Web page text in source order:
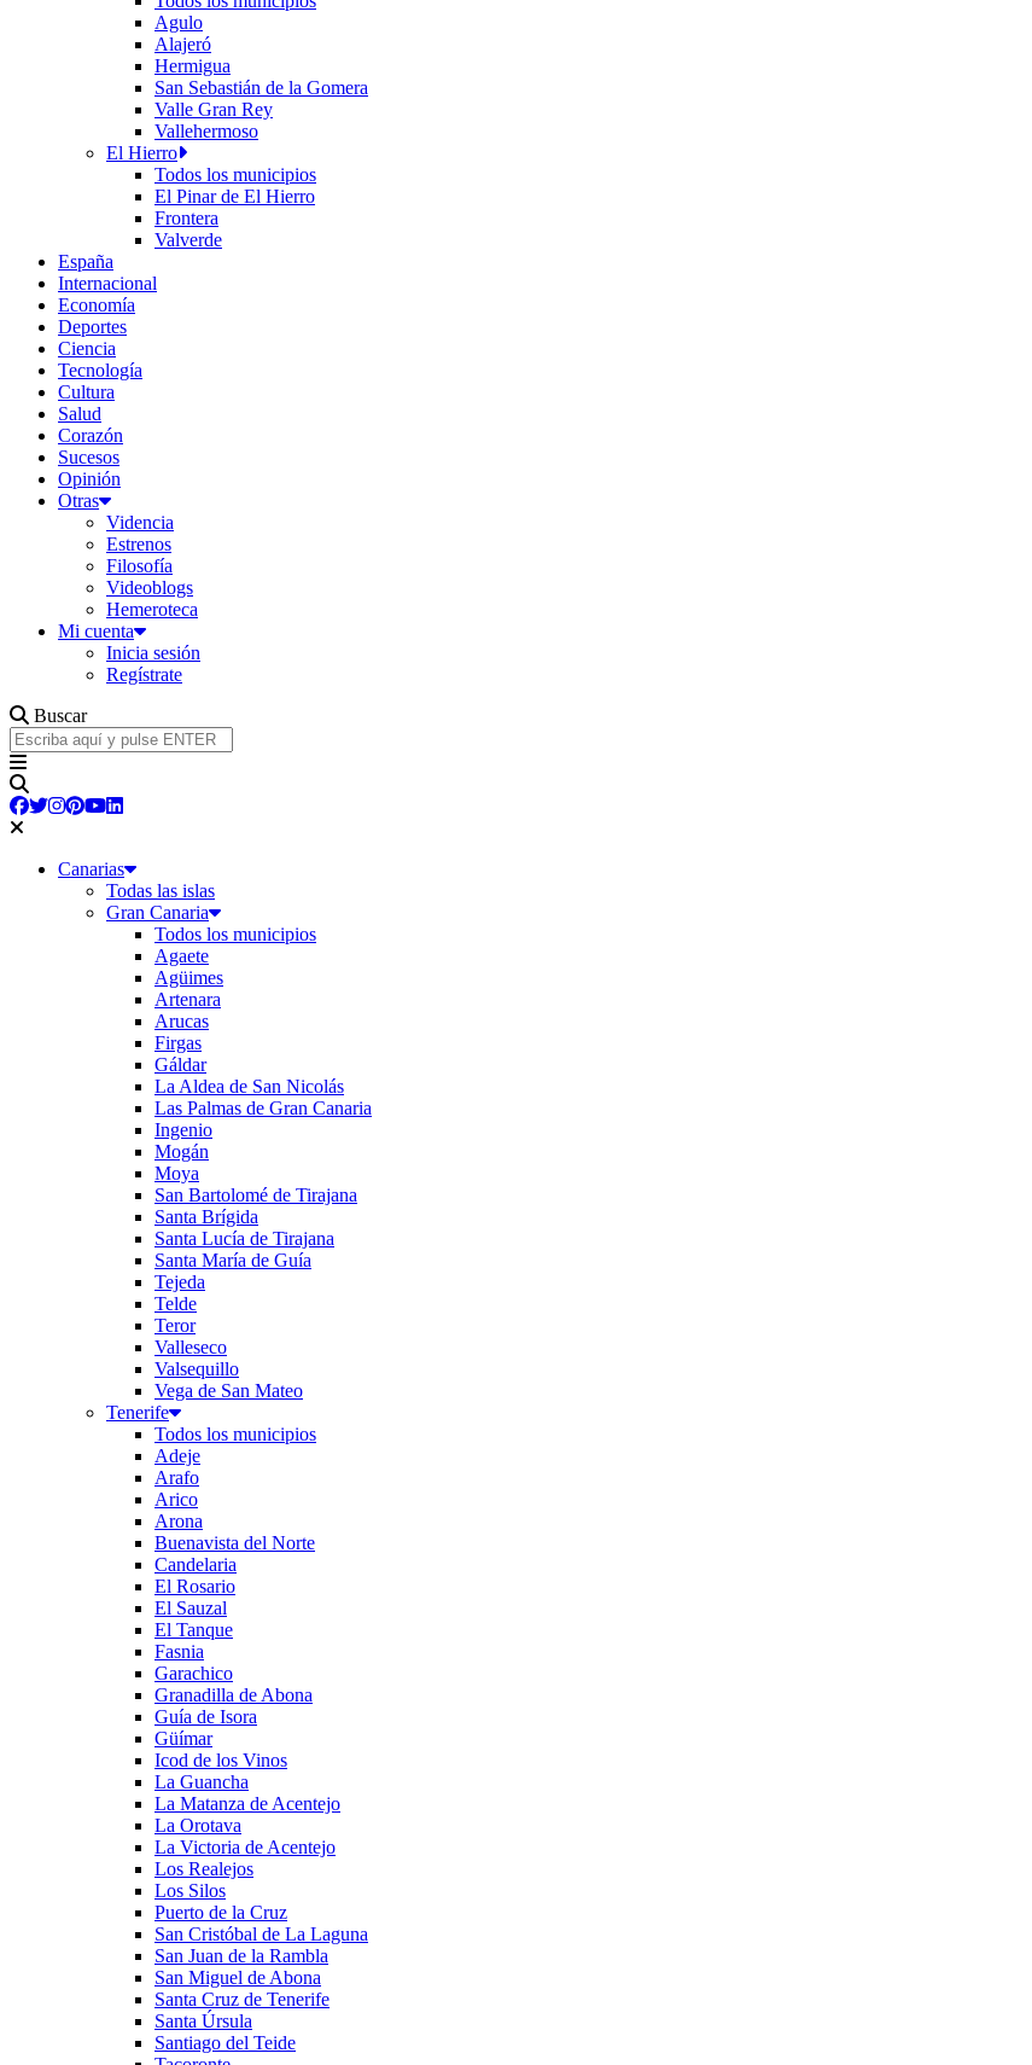
Agulo
Alajeró
Hermigua
San Sebastián de la Gomera
Valle Gran Rey
Vallehermoso
El Hierro
Todos los municipios
El Pinar de El Hierro
Frontera
Valverde
España
Internacional
Economía
Deportes
Ciencia
Tecnología
Cultura
Salud
Corazón
Sucesos
Opinión
Otras
Videncia
Estrenos
Filosofía
Videoblogs
Hemeroteca
Mi cuenta
Inicia sesión
Regístrate
Buscar
Canarias
Todas las islas
Gran Canaria
Todos los municipios
Agaete
Agüimes
Artenara
Arucas
Firgas
Gáldar
La Aldea de San Nicolás
Las Palmas de Gran Canaria
Ingenio
Mogán
Moya
San Bartolomé de Tirajana
Santa Brígida
Santa Lucía de Tirajana
Santa María de Guía
Tejeda
Telde
Teror
Valleseco
Valsequillo
Vega de San Mateo
Tenerife
Todos los municipios
Adeje
Arafo
Arico
Arona
Buenavista del Norte
Candelaria
El Rosario
El Sauzal
El Tanque
Fasnia
Garachico
Granadilla de Abona
Guía de Isora
Güímar
Icod de los Vinos
La Guancha
La Matanza de Acentejo
La Orotava
La Victoria de Acentejo
Los Realejos
Los Silos
Puerto de la Cruz
San Cristóbal de La Laguna
San Juan de la Rambla
San Miguel de Abona
Santa Cruz de Tenerife
Santa Úrsula
Santiago del Teide